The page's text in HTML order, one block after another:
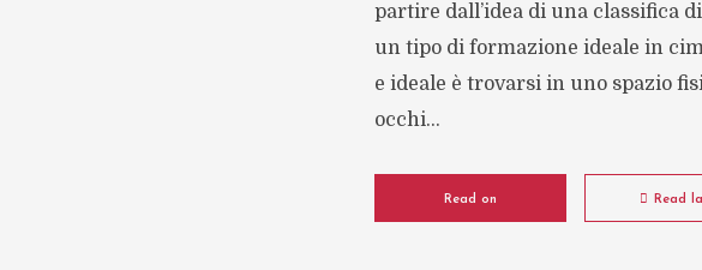
partire dall’idea di una classifica
un tipo di formazione ideale in
e ideale è trovarsi in uno spazio
occhi...
Read on Read